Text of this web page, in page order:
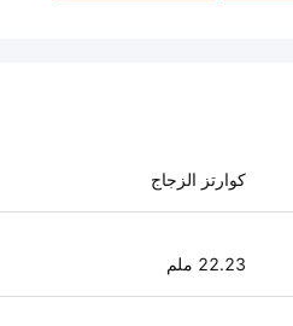
كوارتز الزجاج
22.23 ملم